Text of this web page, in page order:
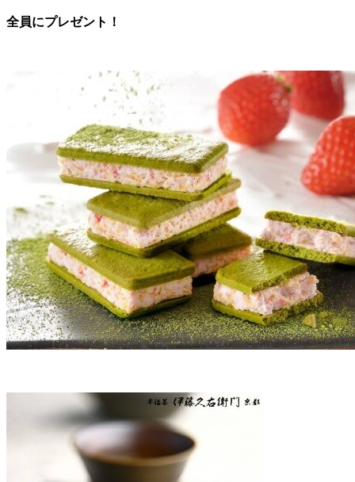
全員にプレゼント！